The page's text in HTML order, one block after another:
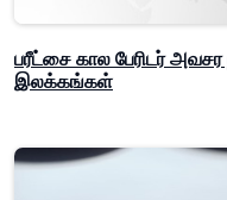
பரீட்சை கால பேரிடர்
இலக்கங்கள்